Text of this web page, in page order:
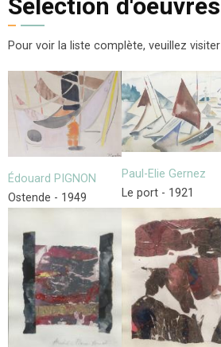
Sélection d'oeuvres
Pour voir la liste complète, veuillez visiter
Édouard PIGNON
Ostende - 1949
Paul-Elie Gernez
Le port - 1921